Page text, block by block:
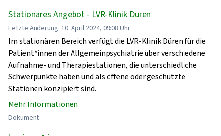
Stationäres Angebot - LVR-Klinik Düren
Letzte Änderung: 10. April 2024, 09:08 Uhr
Im stationären Bereich verfügt die LVR-Klinik Düren für die
Patient*innen der Allgemeinpsychiatrie über verschiedene
Aufnahme- und Therapiestationen, die unterschiedliche
Schwerpunkte haben und als offene oder geschützte
Stationen konzipiert sind.
Mehr Informationen
Dokument